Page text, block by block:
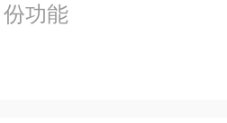
份功能